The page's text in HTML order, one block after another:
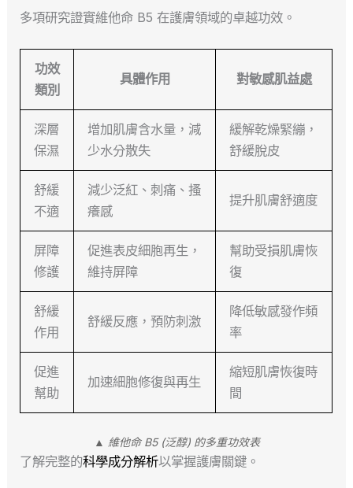
多項研究證實維他命 B5 在護膚領域的卓越功效。
功效
類別
具體作用 對敏感肌益處
深層
保濕
增加肌膚含水量，減
少水分散失
緩解乾燥緊繃，
舒緩脫皮
舒緩
不適
減少泛紅、刺痛、搔
癢感
提升肌膚舒適度
屏障
修護
促進表皮細胞再生，
維持屏障
幫助受損肌膚恢
復
舒緩
作用
舒緩反應，預防刺激
降低敏感發作頻
率
促進
幫助
加速細胞修復與再生
縮短肌膚恢復時
間
▲ 維他命 B5 (泛醇) 的多重功效表
了解完整的科學成分解析以掌握護膚關鍵。